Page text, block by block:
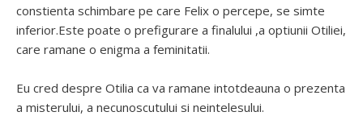
constienta schimbare pe care Felix o percepe, se simte
inferior.Este poate o prefigurare a finalului ,a optiunii Otiliei,
care ramane o enigma a feminitatii.
Eu cred despre Otilia ca va ramane intotdeauna o prezenta
a misterului, a necunoscutului si neintelesului.